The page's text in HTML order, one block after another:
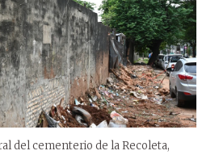
del cementerio de la Recoleta,